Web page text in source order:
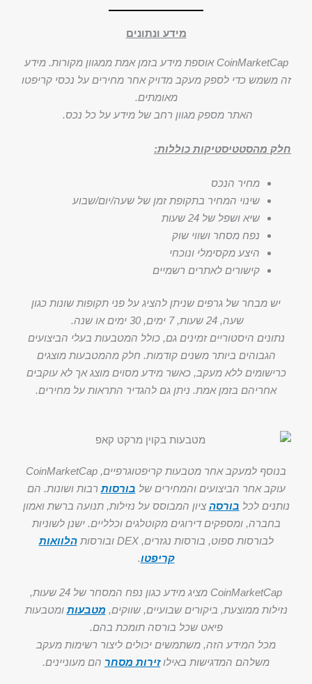
מידע ונתונים
CoinMarketCap אוספת מידע בזמן אמת ממגוון מקורות. מידע
זה משמש כדי לספק מעקב מדויק אחר מחירים על נכסי קריפטו
מאומתים.
האתר מספק מגוון רחב של מידע על כל נכס.
חלק מהסטטיסטיקות כוללות:
מחיר הנכס
שינוי המחיר בתקופת זמן של שעה/יום/שבוע
שיא ושפל של 24 שעות
נפח מסחר ושווי שוק
היצע מקסימלי ונוכחי
קישורים לאתרים רשמיים
יש מבחר של גרפים שניתן להציג על פני תקופות שונות כגון
שעה, 24 שעות, 7 ימים, 30 ימים או שנה.
נתונים היסטוריים זמינים גם, כולל המטבעות בעלי הביצועים
הגבוהים ביותר משנים קודמות. חלק מהמטבעות מוצגים
כרישומים ללא מעקב, כאשר מידע מסוים מוצג אך לא עוקבים
אחריהם בזמן אמת. ניתן גם להגדיר התראות על מחירים.
בנוסף למעקב אחר מטבעות קריפטוגרפיים, CoinMarketCap
עוקב אחר הביצועים והמחירים של בורסות רבות ושונות. הם
נותנים לכל בורסה ציון המבוסס על נזילות, תנועה ברשת ואמון
בחברה, ומספקים דירוגים מקוטלגים וכלליים. ישנן לשוניות
לבורסות ספוט, בורסות נגזרים, DEX ובורסות
הלוואות
קריפטו.
CoinMarketCap מציג מידע כגון נפח המסחר של 24 שעות,
נזילות ממוצעת, ביקורים שבועיים, שווקים, מטבעות ומטבעות
פיאט שכל בורסה תומכת בהם.
מכל המידע הזה, משתמשים יכולים ליצור רשימות מעקב
משלהם המדגישות באילוזירות מסחר הם מעוניינים.